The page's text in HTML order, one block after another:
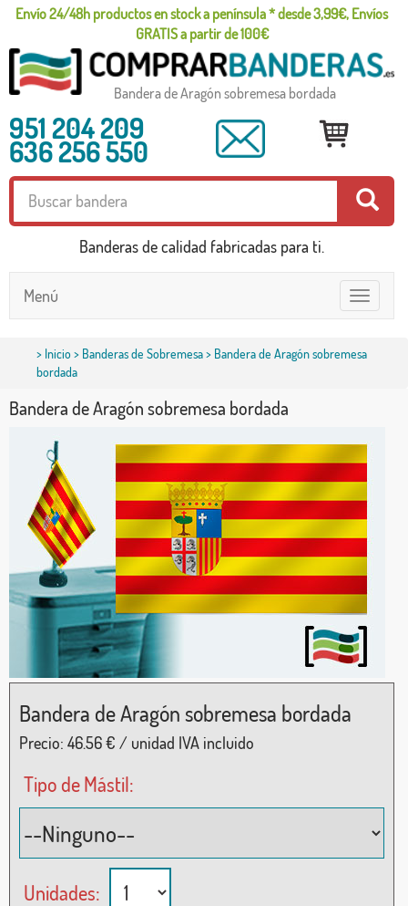
Envío 24/48h productos en stock a península * desde 3,99€, Envíos
GRATIS a partir de 100€
Bandera de Aragón sobremesa bordada
951 204 209
636 256 550
Banderas de calidad fabricadas para ti.
Toggle
navigation
Menú
> Inicio> Banderas de Sobremesa> Bandera de Aragón sobremesa
bordada
Bandera de Aragón sobremesa bordada
Bandera de Aragón sobremesa bordada
Precio: 46.56€ / unidad IVA incluido
Tipo de Mástil:
Unidades: